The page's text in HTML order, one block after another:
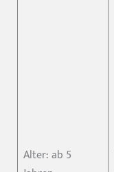
Alter: ab 5